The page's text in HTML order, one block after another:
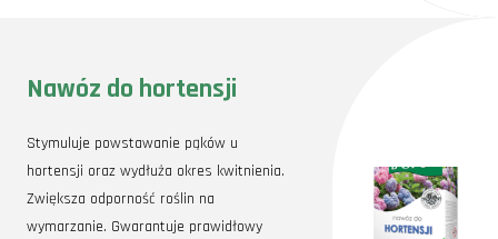
Nawóz do hortensji
Stymuluje powstawanie pąków u
hortensji oraz wydłuża okres kwitnienia.
Zwiększa odporność roślin na
wymarzanie. Gwarantuje prawidłowy